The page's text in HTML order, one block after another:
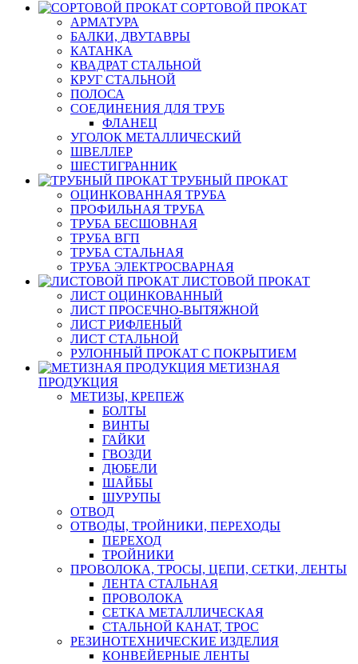
СОРТОВОЙ ПРОКАТ
АРМАТУРА
БАЛКИ, ДВУТАВРЫ
КАТАНКА
КВАДРАТ СТАЛЬНОЙ
КРУГ СТАЛЬНОЙ
ПОЛОСА
СОЕДИНЕНИЯ ДЛЯ ТРУБ
ФЛАНЕЦ
УГОЛОК МЕТАЛЛИЧЕСКИЙ
ШВЕЛЛЕР
ШЕСТИГРАННИК
ТРУБНЫЙ ПРОКАТ
ОЦИНКОВАННАЯ ТРУБА
ПРОФИЛЬНАЯ ТРУБА
ТРУБА БЕСШОВНАЯ
ТРУБА ВГП
ТРУБА СТАЛЬНАЯ
ТРУБА ЭЛЕКТРОСВАРНАЯ
ЛИСТОВОЙ ПРОКАТ
ЛИСТ ОЦИНКОВАННЫЙ
ЛИСТ ПРОСЕЧНО-ВЫТЯЖНОЙ
ЛИСТ РИФЛЕНЫЙ
ЛИСТ СТАЛЬНОЙ
РУЛОННЫЙ ПРОКАТ С ПОКРЫТИЕМ
МЕТИЗНАЯ
ПРОДУКЦИЯ
МЕТИЗЫ, КРЕПЕЖ
БОЛТЫ
ВИНТЫ
ГАЙКИ
ГВОЗДИ
ДЮБЕЛИ
ШАЙБЫ
ШУРУПЫ
ОТВОД
ОТВОДЫ, ТРОЙНИКИ, ПЕРЕХОДЫ
ПЕРЕХОД
ТРОЙНИКИ
ПРОВОЛОКА, ТРОСЫ, ЦЕПИ, СЕТКИ, ЛЕНТЫ
ЛЕНТА СТАЛЬНАЯ
ПРОВОЛОКА
СЕТКА МЕТАЛЛИЧЕСКАЯ
СТАЛЬНОЙ КАНАТ, ТРОС
РЕЗИНОТЕХНИЧЕСКИЕ ИЗДЕЛИЯ
КОНВЕЙЕРНЫЕ ЛЕНТЫ